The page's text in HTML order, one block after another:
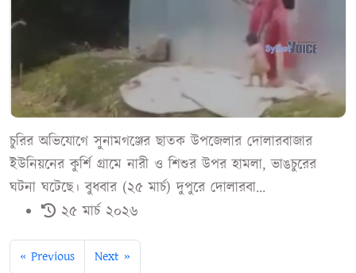
চুরির অভিযোগে সুনামগঞ্জের ছাতক উপজেলার দোলারবাজার
ইউনিয়নের কুর্শি গ্রামে নারী ও শিশুর উপর হামলা, ভাঙচুরের
ঘটনা ঘটেছে। বুধবার (২৫ মার্চ) দুপুরে দোলারবা...
২৫ মার্চ ২০২৬
« Previous Next »